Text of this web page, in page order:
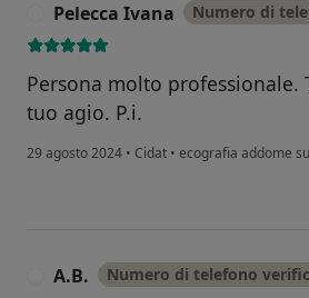
Pelecca Ivana Numero di
Persona molto professionale.
tuo agio. P.i.
29 agosto 2024 • Cidat • ecografia addome
A.B. Numero di telefono